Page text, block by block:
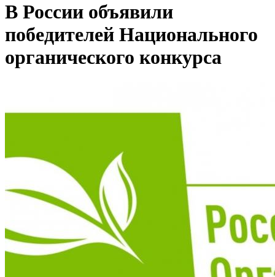
В России объявили
победителей Национального
органического конкурса